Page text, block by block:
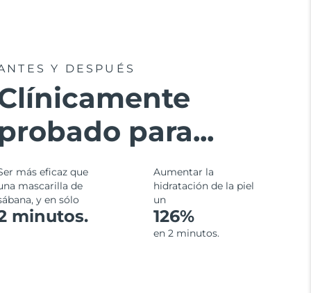
Y DESPUÉS
para...
más eficaz que
mascarilla de
y en sólo
minutos.
Aumentar la
hidratación de la piel
un
126%
en 2 minutos.